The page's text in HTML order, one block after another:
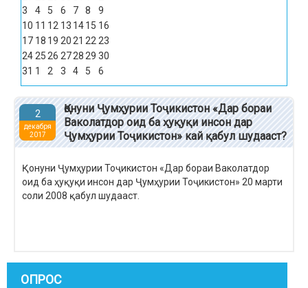
3
4 5 6 7 8
9
10 11 12 13 1415 16
17 18 19 2021 2223
242526 272829 30
31 1 2 3 4 5 6
2
декабря
2017
Қонуни Ҷумҳурии Тоҷикистон «Дар бораи
Ваколатдор оид ба ҳуқуқи инсон дар
Ҷумҳурии Тоҷикистон» кай қабул шудааст?
Қонуни Ҷумҳурии Тоҷикистон «Дар бораи Ваколатдор
оид ба ҳуқуқи инсон дар Ҷумҳурии Тоҷикистон» 20 марти
соли 2008 қабул шудааст.
ОПРОС